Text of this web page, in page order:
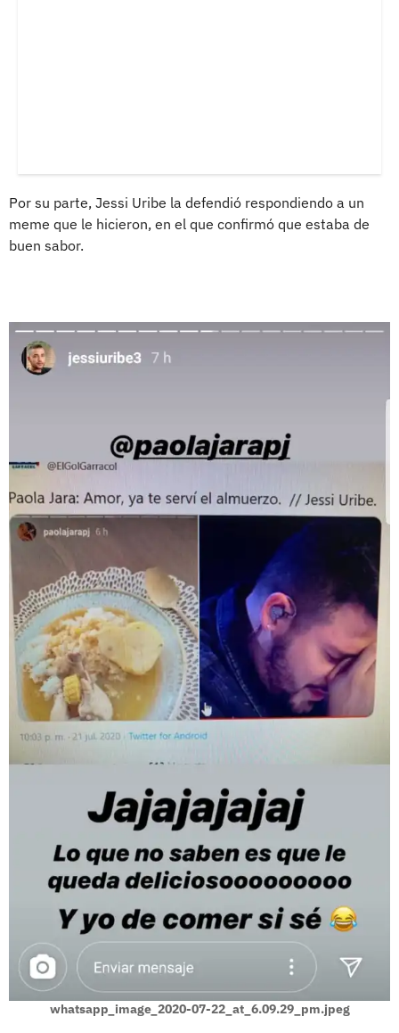
Por su parte, Jessi Uribe la defendió respondiendo a un
meme que le hicieron, en el que confirmó que estaba de
buen sabor.
whatsapp_image_2020-07-22_at_6.09.29_pm.jpeg